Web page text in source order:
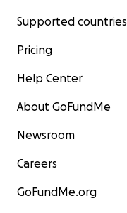
Supported countries
Pricing
Help Center
About GoFundMe
Newsroom
Careers
GoFundMe.org